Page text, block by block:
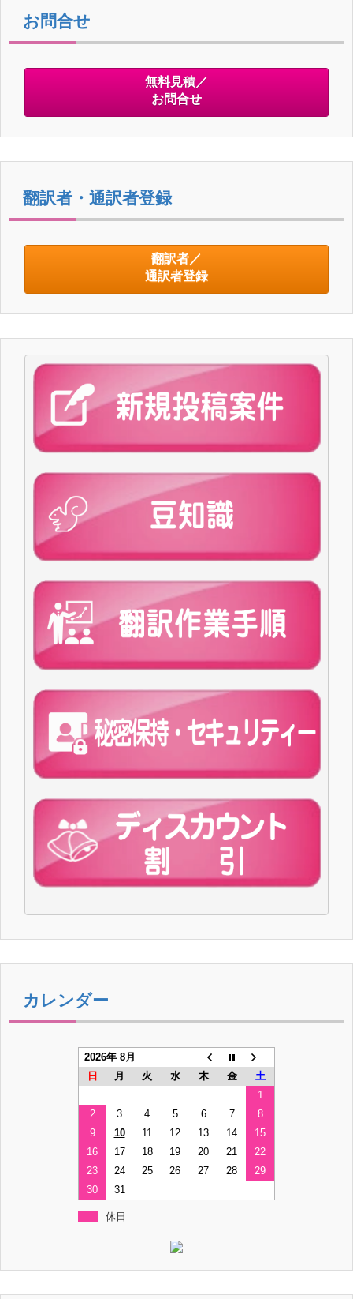
お問合せ
無料見積／
お問合せ
翻訳者・通訳者登録
翻訳者／
通訳者登録
カレンダー
2026年 8月
日
月 火 水 木 金
土
1
2
3 4 5 6 7
8
9
10 11 12 13 14
15
16
17 18 19 20 21
22
23
24 25 26 27 28
29
30
31
休日